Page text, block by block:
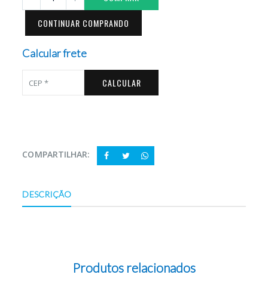
CONTINUAR COMPRANDO
Calcular frete
CALCULAR
COMPARTILHAR:
DESCRIÇÃO
Produtos relacionados